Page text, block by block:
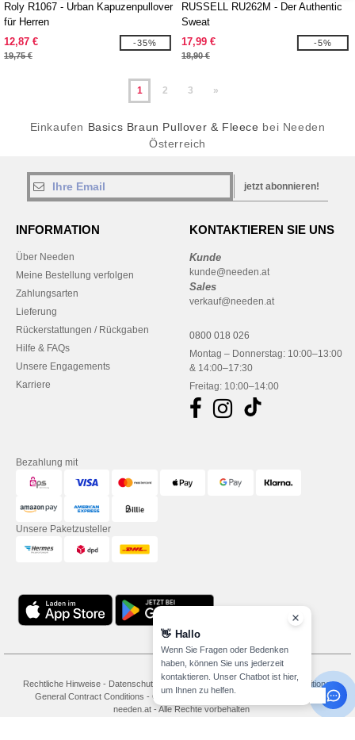
Roly R1067 - Urban Kapuzenpullover
für Herren
12,87 €
19,75 €
-35%
RUSSELL RU262M - Der Authentic
Sweat
17,99 €
18,90 €
-5%
1 2 3 »
Einkaufen Basics Braun Pullover & Fleece bei Needen
Österreich
jetzt abonnieren!
INFORMATION
Über Needen
Meine Bestellung verfolgen
Zahlungsarten
Lieferung
Rückerstattungen / Rückgaben
Hilfe & FAQs
Unsere Engagements
Karriere
KONTAKTIEREN SIE UNS
Kunde
kunde@needen.at
Sales
verkauf@needen.at
0800 018 026
Montag – Donnerstag: 10:00–13:00
& 14:00–17:30
Freitag: 10:00–14:00
Bezahlung mit
Unsere Paketzusteller
Rechtliche Hinweise- Datenschutzbestimmungen Bedingungen und Konditionen-
General Contract Conditions - Cookie-Richtlinie-Site Map
Copyright 2026
needen.at - Alle Rechte vorbehalten
👋 Hallo
Wenn Sie Fragen oder Bedenken
haben, können Sie uns jederzeit
kontaktieren. Unser Chatbot ist hier,
um Ihnen zu helfen.